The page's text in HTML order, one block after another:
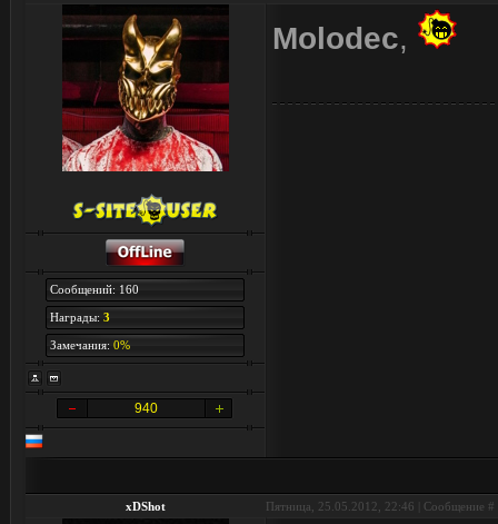
Сообщений: 160
Награды: 3
Замечания: 0%
940
Molodec,
xDShot Пятница, 25.05.2012, 22:46 | Сообщение #